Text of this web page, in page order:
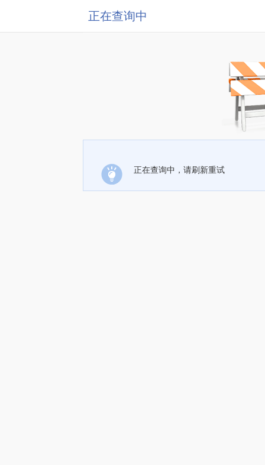
正在查询中
正在查询中，请刷新重试